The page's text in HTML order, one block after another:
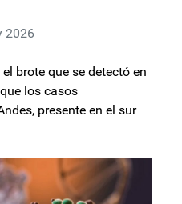
2026
brote que se detectó en
los casos
presente en el sur